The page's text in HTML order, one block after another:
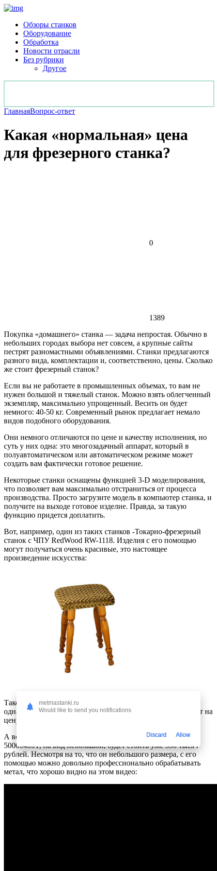
Обзоры станков
Оборудование
Обработка
Новости отрасли
Без рубрики
Другое
ГлавнаяВопрос-ответ
Какая «нормальная» цена
для фрезерного станка?
0
1389
Покупка «домашнего» станка — задача непростая. Обычно в
небольших городах выбора нет совсем, а крупные сайты
пестрят разномастными объявлениями. Станки предлагаются
разного вида, комплектации и, соответственно, цены. Сколько
же стоит фрезерный станок?
Если вы не работаете в промышленных объемах, то вам не
нужен большой и тяжелый станок. Можно взять облегченный
экземпляр, максимально упрощенный. Весить он будет
немного: 40-50 кг. Современный рынок предлагает немало
видов подобного оборудования.
Они немного отличаются по цене и качеству исполнения, но
суть у них одна: это многозадачный аппарат, который в
полуавтоматическом или автоматическом режиме может
создать вам фактически готовое решение.
Некоторые станки оснащены функцией 3-D моделирования,
что позволяет вам максимально отстраниться от процесса
производства. Просто загрузите модель в компьютер станка, и
получите на выходе готовое изделие. Правда, за такую
функцию придется доплатить.
Вот, например, один из таких станков -Токарно-фрезерный
станок с ЧПУ RedWood RW-1118. Изделия с его помощью
могут получаться очень красивые, это настоящее
произведение искусства:
Такой станок обойдется вам около 160-170 тысяч рублей,
однако постоянно меняющийся курс доллара сильно влияет на
цену — ориентируйтесь на это.
А вот такой фрезерный станок с редуктором Jet Jmd-45PF
50000400T, на вид небольшой, будет стоить уже 350 тысяч
рублей. Несмотря на то, что он небольшого размера, с его
помощью можно довольно профессионально обрабатывать
метал, что хорошо видно на этом видео:
metmastanki.ru
Would like to send you notifications
Discard Allow